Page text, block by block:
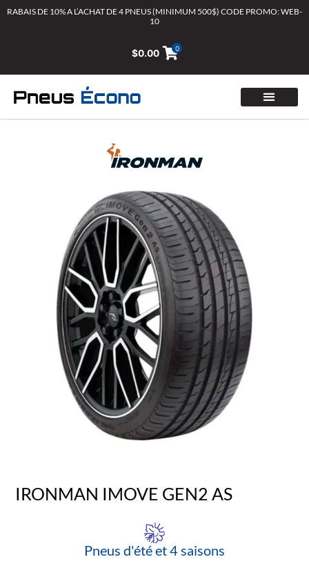
AllerRABAIS DE 10% A L’ACHAT DE 4 PNEUS (MINIMUM 500$) CODE PROMO: WEB-
10
$0.00 0
IRONMAN IMOVE GEN2 AS
Pneus d'été et 4 saisons